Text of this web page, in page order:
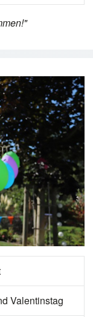
Valentinstag